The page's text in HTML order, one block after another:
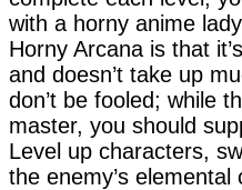
with a horny anime
Horny Arcana is that
and doesn’t take up
don’t be fooled; while
master, you should
Level up characters,
the enemy’s elemental